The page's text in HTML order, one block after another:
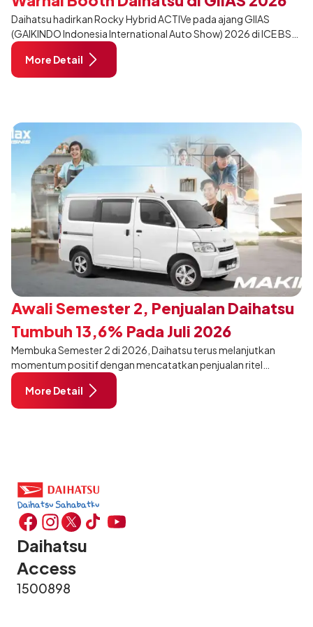
Daihatsu hadirkan Rocky Hybrid ACTIVe pada ajang GIIAS
(GAIKINDO Indonesia International Auto Show) 2026 di ICE BSD
City, Tangerang. Terdapat 2 unit Rocky Hybrid yang
dimodifikasi untuk menghadirkan sarana inspirasi bagi
pengunjung mendukung gaya hidup yang aktif.
More Detail
Awali Semester 2, Penjualan Daihatsu
Tumbuh 13,6% Pada Juli 2026
Membuka Semester 2 di 2026, Daihatsu terus melanjutkan
momentum positif dengan mencatatkan penjualan ritel
sebanyak 12.750 unit pada Juli 2026. Capaian tersebut tumbuh
13,6% dibandingkan periode yang sama tahun lalu sebanyak
11.220 unit, dan tetap stabil dibandingkan bulan Juni 2026 lalu.
More Detail
Daihatsu
Access
1500898